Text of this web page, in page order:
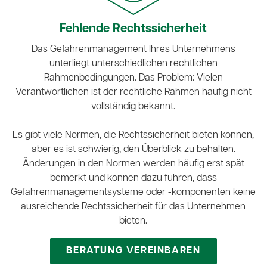
Fehlende Rechtssicherheit
Das Gefahrenmanagement Ihres Unternehmens
unterliegt unterschiedlichen rechtlichen
Rahmenbedingungen. Das Problem: Vielen
Verantwortlichen ist der rechtliche Rahmen häufig nicht
vollständig bekannt.
Es gibt viele Normen, die Rechtssicherheit bieten können,
aber es ist schwierig, den Überblick zu behalten.
Änderungen in den Normen werden häufig erst spät
bemerkt und können dazu führen, dass
Gefahrenmanagementsysteme oder -komponenten keine
ausreichende Rechtssicherheit für das Unternehmen
bieten.
BERATUNG VEREINBAREN